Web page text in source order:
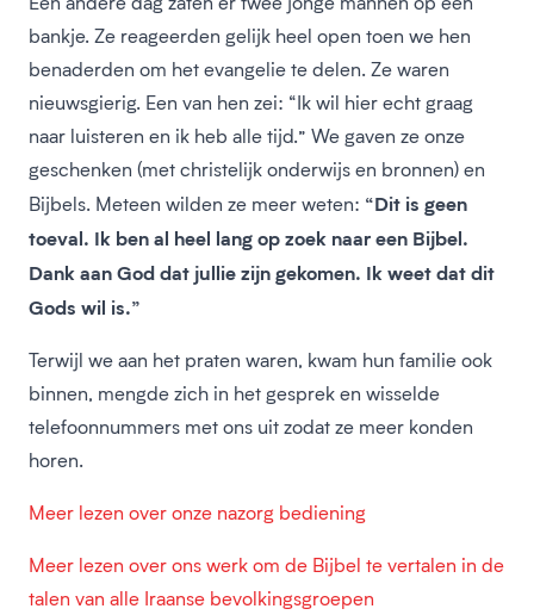
bankje. Ze reageerden gelijk heel open toen we hen
benaderden om het evangelie te delen. Ze waren
nieuwsgierig. Een van hen zei: “Ik wil hier echt graag
naar luisteren en ik heb alle tijd.” We gaven ze onze
geschenken (met christelijk onderwijs en bronnen) en
Bijbels. Meteen wilden ze meer weten: “Dit is geen
toeval. Ik ben al heel lang op zoek naar een Bijbel.
Dank aan God dat jullie zijn gekomen. Ik weet dat dit
Gods wil is.”
Terwijl we aan het praten waren, kwam hun familie ook
binnen, mengde zich in het gesprek en wisselde
telefoonnummers met ons uit zodat ze meer konden
horen.
Meer lezen over onze nazorg bediening
Meer lezen over ons werk om de Bijbel te vertalen in de
talen van alle Iraanse bevolkingsgroepen